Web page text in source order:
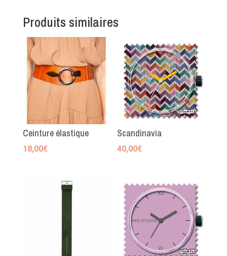
Produits similaires
Ceinture élastique
18,00€
Scandinavia
40,00€